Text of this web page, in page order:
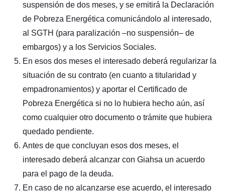
suspensión de dos meses, y se emitirá la Declaración
de Pobreza Energética comunicándolo al interesado,
al SGTH (para paralización –no suspensión– de
embargos) y a los Servicios Sociales.
En esos dos meses el interesado deberá regularizar la
situación de su contrato (en cuanto a titularidad y
empadronamientos) y aportar el Certificado de
Pobreza Energética si no lo hubiera hecho aún, así
como cualquier otro documento o trámite que hubiera
quedado pendiente.
Antes de que concluyan esos dos meses, el
interesado deberá alcanzar con Giahsa un acuerdo
para el pago de la deuda.
En caso de no alcanzarse ese acuerdo, el interesado